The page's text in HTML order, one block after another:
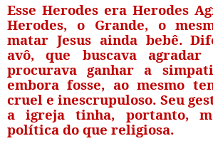
Esse Herodes era Herodes
Herodes, o Grande, o
matar Jesus ainda bebê.
avô, que buscava agradar
procurava ganhar a
embora fosse, ao mesmo
cruel e inescrupuloso. Seu
a igreja tinha, portanto,
política do que religiosa.